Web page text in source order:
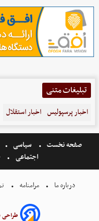
تبلیغات متنی
اخبار پرسپولیس اخبار استقلال
صفحه نخست سیاسی
اجتماعی
درباره ما مرامنامه
طراحی